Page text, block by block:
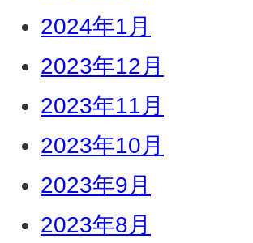
2024年1月
2023年12月
2023年11月
2023年10月
2023年9月
2023年8月